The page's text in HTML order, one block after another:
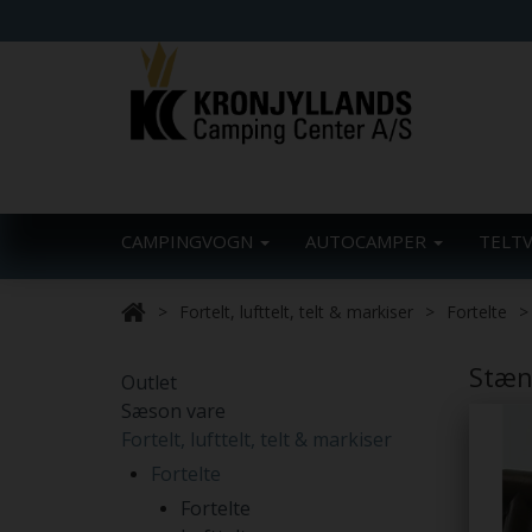
CAMPINGVOGN AUTOCAMPER
Fortelt, lufttelt, telt & markiser Fortelte
Outlet
Sæson vare
Fortelt, lufttelt, telt & markiser
Fortelte
Fortelte